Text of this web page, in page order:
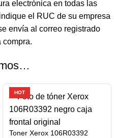
electrónica en todas las
el RUC de su empresa
envía al correo registrado
compra.
Toner Xerox 106R03392
HOT